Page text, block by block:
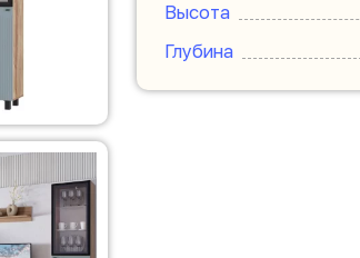
Высота
Глубина